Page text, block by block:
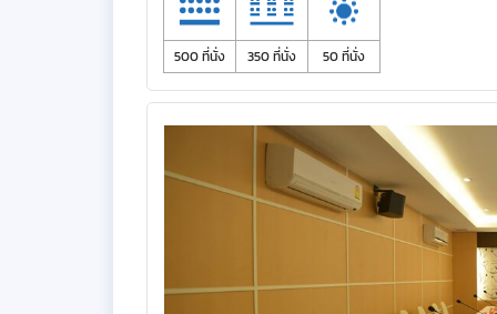
500 ที่นั่ง 350 ที่นั่ง 50 ที่นั่ง